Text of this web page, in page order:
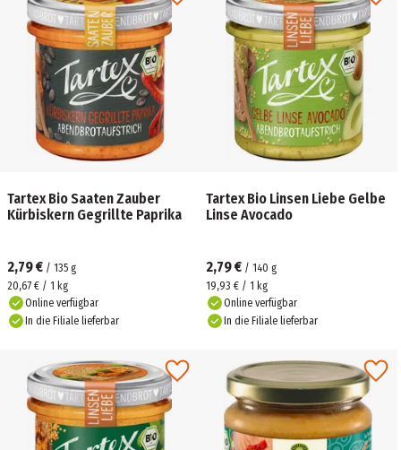
Tartex Bio Saaten Zauber
Kürbiskern Gegrillte Paprika
2,79 € / 135 g
20,67 € / 1 kg
Online verfügbar
In die Filiale lieferbar
Tartex Bio Linsen Liebe Gelbe
Linse Avocado
2,79 € / 140 g
19,93 € / 1 kg
Online verfügbar
In die Filiale lieferbar